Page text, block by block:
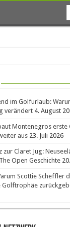
im Golfurlaub:
verändert 4. August
Montenegros erste
aus 23. Juli 2026
zur Claret Jug:
Open Geschichte
Scottie Scheffler
Golftrophäe